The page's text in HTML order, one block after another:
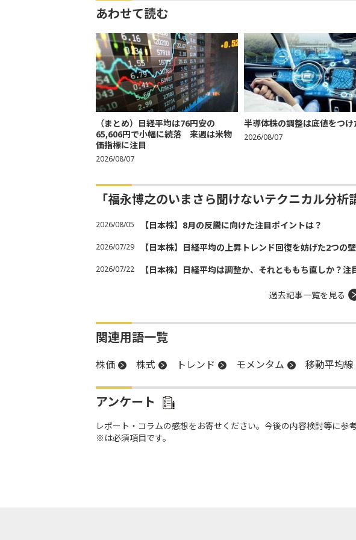
あわせて読む
（まとめ）日経平均は76円安の
65,606円で小幅に続落 来週は米物
価指標に注目
2026/08/07
半導体株の調整は底値をつけ
2026/08/07
「福永博之のいまさら聞けないテクニカル分
2026/08/05 【日本株】8月の反騰に向けた注目ポイントは？
2026/07/29 【日本株】日経平均の上昇トレンド回復を妨げた2つの
2026/07/22 【日本株】日経平均は調整か、それとももち直しか？注
過去記事一覧を見る
関連用語一覧
株価 株式 トレンド モメンタム 移動平均線
アンケート
レポート・コラムの感想をお寄せください。今後の内容検討等に参
※は必須項目です。